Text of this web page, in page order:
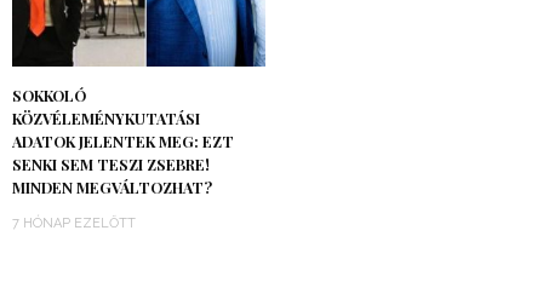
SOKKOLÓ
KÖZVÉLEMÉNYKUTATÁSI
ADATOK JELENTEK MEG: EZT
SENKI SEM TESZI ZSEBRE!
MINDEN MEGVÁLTOZHAT?
7 HÓNAP EZELŐTT